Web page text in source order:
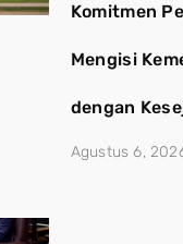
Komitmen
Mengisi
dengan
Agustus 6,